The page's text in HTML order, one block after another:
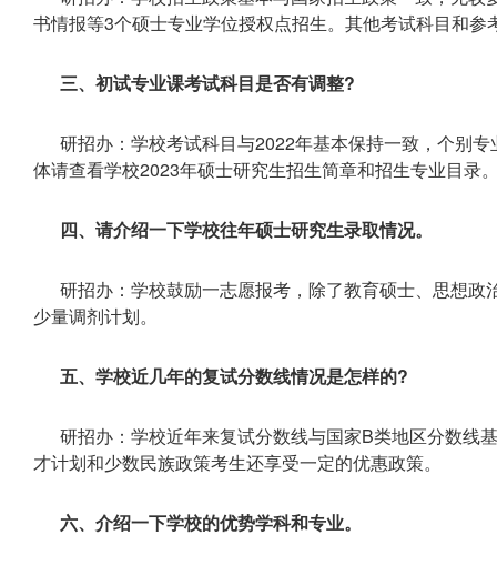
书情报等3个硕士专业学位授权点招生。其他考试科目和
三、初试专业课考试科目是否有调整?
研招办：学校考试科目与2022年基本保持一致，个别
体请查看学校2023年硕士研究生招生简章和招生专业目录
四、请介绍一下学校往年硕士研究生录取情况。
研招办：学校鼓励一志愿报考，除了教育硕士、思想
少量调剂计划。
五、学校近几年的复试分数线情况是怎样的?
研招办：学校近年来复试分数线与国家B类地区分数线
才计划和少数民族政策考生还享受一定的优惠政策。
六、介绍一下学校的优势学科和专业。